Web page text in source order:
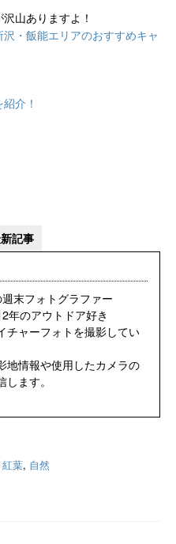
山ありますよ！
・飯能エリアのおすすめキャ
介！
記事
末フォトグラファー
年のアウトドア好き
チャーフォトを撮影してい
地情報や使用したカメラの
ます。
紅葉, 自然